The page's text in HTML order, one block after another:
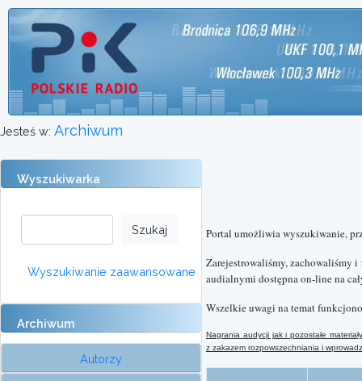
Jesteś w: Archiwum
Wyszukiwarka
Wyszukiwanie zaawansowane
Archiwum
Autorzy
Portal umożliwia wyszukiwanie,
Zarejestrowaliśmy, zachowaliśmy
audialnymi dostępna on-line na
Wszelkie uwagi na temat
Nagrania audycji jak i pozostałe
z zakazem rozpowszechniania i